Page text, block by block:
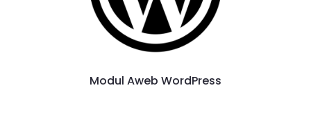
Modul Aweb WordPress